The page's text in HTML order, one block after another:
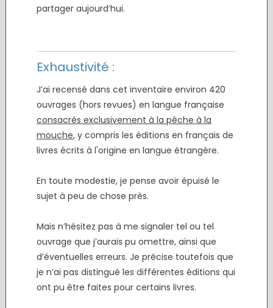
partager aujourd’hui.
Exhaustivité :
J’ai recensé dans cet inventaire environ 420
ouvrages (hors revues) en langue française
consacrés exclusivement à la pêche à la
mouche, y compris les éditions en français de
livres écrits à l'origine en langue étrangère.
En toute modestie, je pense avoir épuisé le
sujet à peu de chose près.
Mais n’hésitez pas à me signaler tel ou tel
ouvrage que j’aurais pu omettre, ainsi que
d’éventuelles erreurs. Je précise toutefois que
je n’ai pas distingué les différentes éditions qui
ont pu être faites pour certains livres.